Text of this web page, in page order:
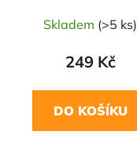
Skladem (>5 ks)
249 Kč
DO KOŠÍKU